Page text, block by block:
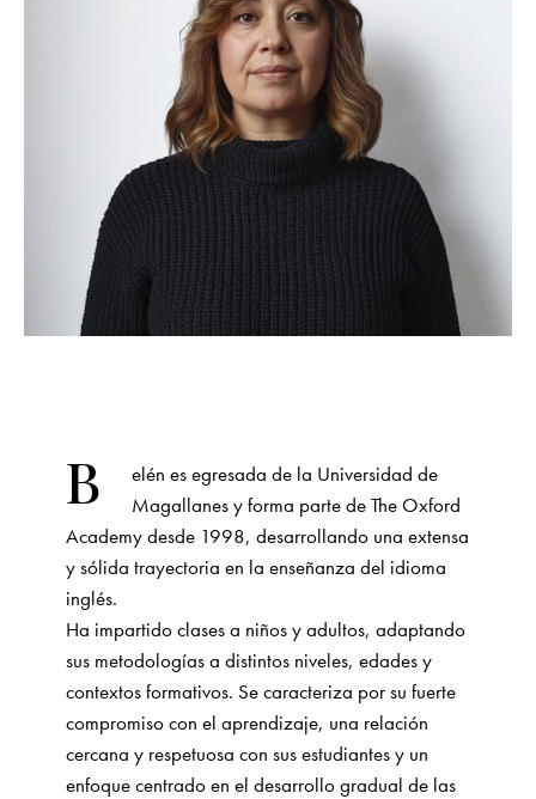
B
elén es egresada de la Universidad de
Magallanes y forma parte de The Oxford
Academy desde 1998, desarrollando una extensa
y sólida trayectoria en la enseñanza del idioma
inglés.
Ha impartido clases a niños y adultos, adaptando
sus metodologías a distintos niveles, edades y
contextos formativos. Se caracteriza por su fuerte
compromiso con el aprendizaje, una relación
cercana y respetuosa con sus estudiantes y un
enfoque centrado en el desarrollo gradual de las